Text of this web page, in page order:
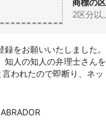
商標の
2区分以
をお願いいたしました。
知人の知人の弁理士さん
われたので即断り、ネ
つご丁寧なご説明からス